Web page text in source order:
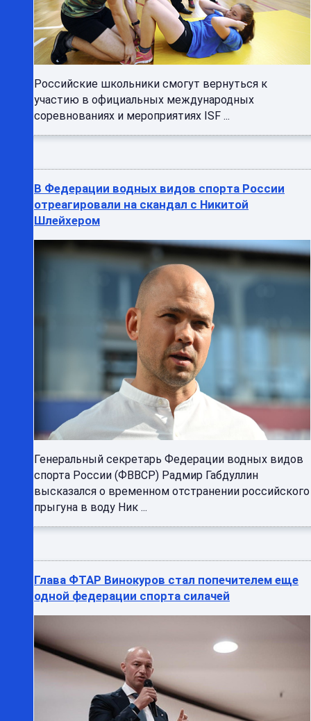
Российские школьники смогут вернуться к
участию в официальных международных
соревнованиях и мероприятиях ISF ...
В Федерации водных видов спорта России
отреагировали на скандал с Никитой
Шлейхером
Генеральный секретарь Федерации водных видов
спорта России (ФВВСР) Радмир Габдуллин
высказался о временном отстранении российского
прыгуна в воду Ник ...
Глава ФТАР Винокуров стал попечителем еще
одной федерации спорта силачей